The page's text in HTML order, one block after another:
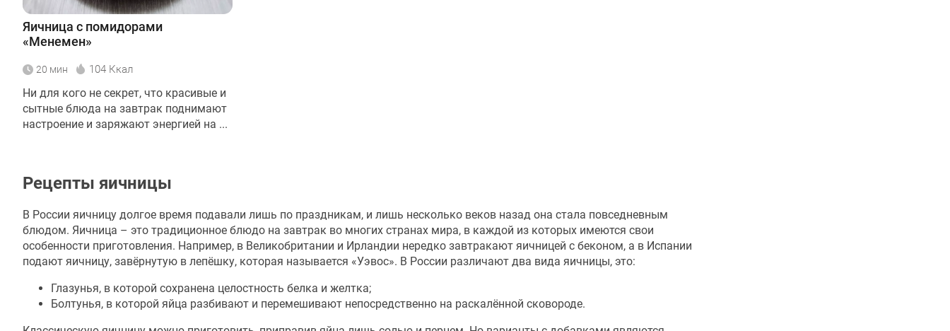
Яичница с помидорами
«Менемен»
20 мин 104 Ккал
Ни для кого не секрет, что красивые и
сытные блюда на завтрак поднимают
настроение и заряжают энергией на ...
Рецепты яичницы
В России яичницу долгое время подавали лишь по праздникам, и лишь несколько веков назад она стала повседневным
блюдом. Яичница – это традиционное блюдо на завтрак во многих странах мира, в каждой из которых имеются свои
особенности приготовления. Например, в Великобритании и Ирландии нередко завтракают яичницей с беконом, а в Испании
подают яичницу, завёрнутую в лепёшку, которая называется «Уэвос». В России различают два вида яичницы, это:
Глазунья, в которой сохранена целостность белка и желтка;
Болтунья, в которой яйца разбивают и перемешивают непосредственно на раскалённой сковороде.